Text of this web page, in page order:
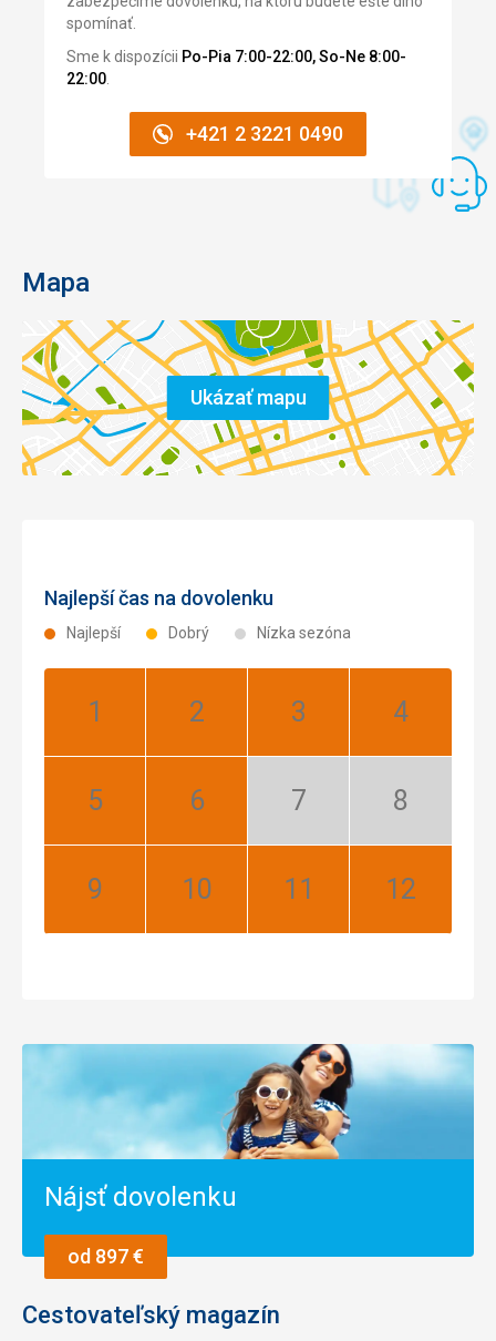
spomínať.
Sme k dispozícii Po-Pia 7:00-22:00, So-Ne 8:00-
22:00
+421 2 3221 0490
Mapa
Ukázať mapu
Najlepší čas na dovolenku
Najlepší Dobrý Nízka sezóna
Január:
Február:
Marec:
Apríl:
Máj:
Jún:
Júl:
August:
September:
Október:
November:
December:
Nájsť dovolenku
od 897 €
Cestovateľský magazín